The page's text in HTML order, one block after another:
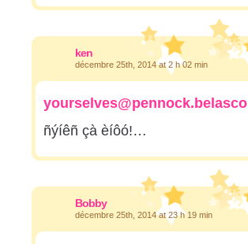
ken
décembre 25th, 2014 at 2 h 02 min
yourselves@pennock.belasco
ñýíêñ çà èíôó!…
Bobby
décembre 25th, 2014 at 23 h 19 min